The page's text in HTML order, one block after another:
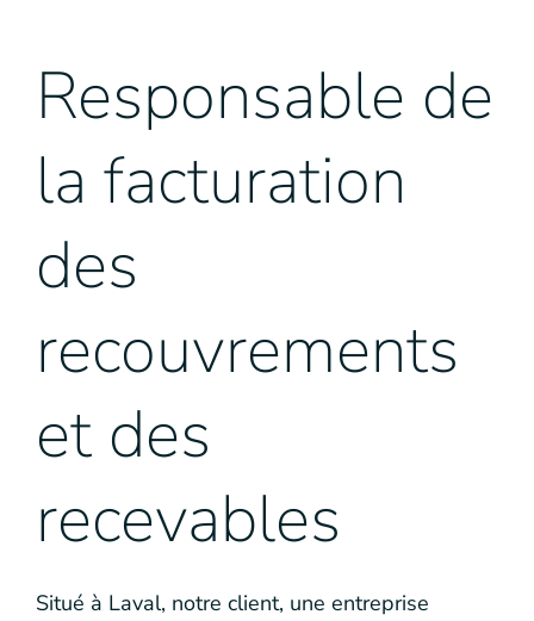
Responsable de
la facturation
des
recouvrements
et des
recevables
Situé à Laval, notre client, une entreprise